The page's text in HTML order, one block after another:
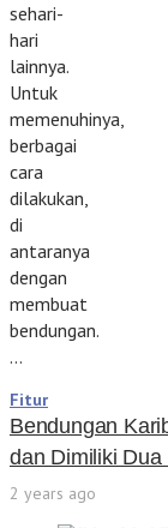
sehari-
hari
lainnya.
Untuk
memenuhinya,
berbagai
cara
dilakukan,
di
antaranya
dengan
membuat
bendungan.
…
Fitur
Bendungan
dan Dimiliki Dua
2 years ago